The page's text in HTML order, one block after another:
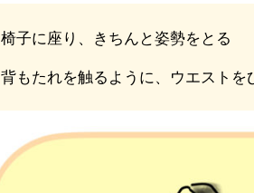
椅子に座り、きちんと姿勢をとる
背もたれを触るように、ウエストを